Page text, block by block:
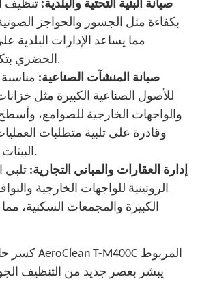
صيانة البنية التحتية والبلدية: تنظيف
بكفاءة مثل الجسور والحواجز الصوتية
مما يساعد الإدارات البلدية
الحضري بتكلفة ومخاطر أقل.
صيانة المنشآت الصناعية:
للأصول الصناعية الكبيرة مثل
والواجهات الخارجية للصوامع،
وقادرة على تلبية متطلبات
البيئات الصناعية المعقدة.
إدارة العقارات والمباني التجارية: تلبي
الروتينية للواجهات الخارجية
الكبيرة والمجمعات السكنية،